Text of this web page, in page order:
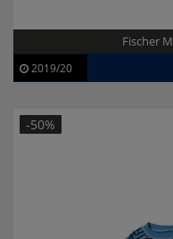
Fischer
Artikel-ID:
110206
2019/20
-50%